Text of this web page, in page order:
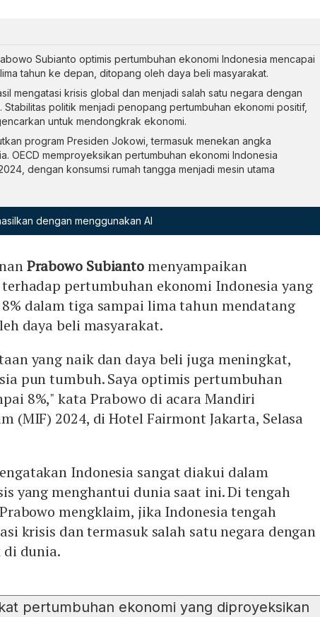
Subianto optimis pertumbuhan ekonomi Indonesia mencapai
tahun ke depan, ditopang oleh daya beli masyarakat.
mengatasi krisis global dan menjadi salah satu negara dengan
politik menjadi penopang pertumbuhan ekonomi positif,
untuk mendongkrak ekonomi.
program Presiden Jokowi, termasuk menekan angka
OECD memproyeksikan pertumbuhan ekonomi Indonesia
dengan konsumsi rumah tangga menjadi mesin utama
dengan menggunakan AI
Prabowo Subiantomenyampaikan
pertumbuhan ekonomi Indonesia yang
dalam tiga sampai lima tahun mendatang
daya beli masyarakat.
yang naik dan daya beli juga meningkat,
pun tumbuh. Saya optimis pertumbuhan
8%," kata Prabowo di acara Mandiri
(MIF) 2024, di Hotel Fairmont Jakarta, Selasa
Indonesia sangat diakui dalam
yang menghantui dunia saat ini. Di tengah
mengklaim, jika Indonesia tengah
krisis dan termasuk salah satu negara dengan
di dunia.
pertumbuhan ekonomi yang diproyeksikan